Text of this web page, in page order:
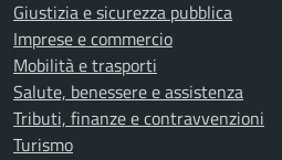
Giustizia e sicurezza pubblica
Imprese e commercio
Mobilità e trasporti
Salute, benessere e assistenza
Tributi, finanze e contravvenzioni
Turismo